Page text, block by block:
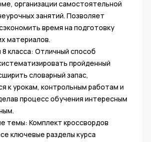
организации самостоятельной
занятий. Позволяет
время на подготовку
материалов.
класса: Отличный способ
пройденный
словарный запас,
к урокам, контрольным работам и
процесс обучения интересным
темы: Комплект кроссвордов
ключевые разделы курса